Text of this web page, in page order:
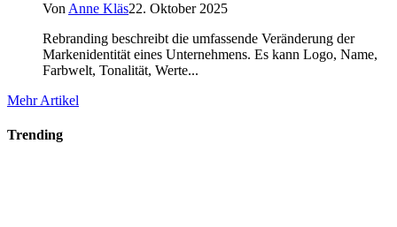
Von Anne Kläs22. Oktober 2025
Rebranding beschreibt die umfassende Veränderung der
Markenidentität eines Unternehmens. Es kann Logo, Name,
Farbwelt, Tonalität, Werte...
Mehr Artikel
Trending